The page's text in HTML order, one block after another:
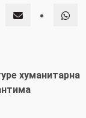
хуманитарна